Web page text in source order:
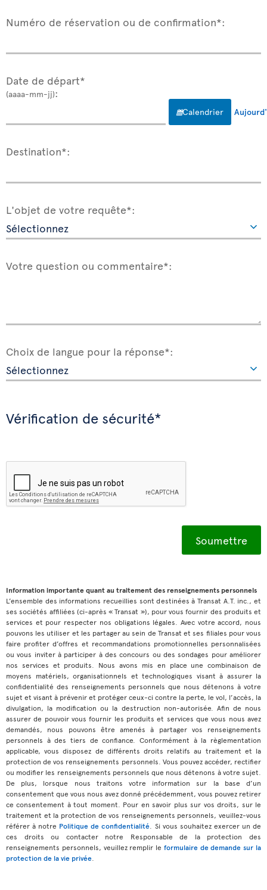
Numéro de réservation ou de confirmation*:
Date de départ*
(aaaa-mm-jj):
Calendrier
Destination*:
L'objet de votre requête*:
Votre question ou commentaire*:
Choix de langue pour la réponse*:
Vérification de sécurité*
Information importante quant au traitement des renseignements personnels
L’ensemble des informations recueillies sont destinées à Transat A.T. inc., et
ses sociétés affiliées (ci-après « Transat »), pour vous fournir des produits et
services et pour respecter nos obligations légales. Avec votre accord, nous
pouvons les utiliser et les partager au sein de Transat et ses filiales pour vous
faire profiter d’offres et recommandations promotionnelles personnalisées
ou vous inviter à participer à des concours ou des sondages pour améliorer
nos services et produits. Nous avons mis en place une combinaison de
moyens matériels, organisationnels et technologiques visant à assurer la
confidentialité des renseignements personnels que nous détenons à votre
sujet et visant à prévenir et protéger ceux-ci contre la perte, le vol, l’accès, la
divulgation, la modification ou la destruction non-autorisée. Afin de nous
assurer de pouvoir vous fournir les produits et services que vous nous avez
demandés, nous pouvons être amenés à partager vos renseignements
personnels à des tiers de confiance. Conformément à la règlementation
applicable, vous disposez de différents droits relatifs au traitement et la
protection de vos renseignements personnels. Vous pouvez accéder, rectifier
ou modifier les renseignements personnels que nous détenons à votre sujet.
De plus, lorsque nous traitons votre information sur la base d’un
consentement que vous nous avez donné précédemment, vous pouvez retirer
ce consentement à tout moment. Pour en savoir plus sur vos droits, sur le
traitement et la protection de vos renseignements personnels, veuillez-vous
référer à notre Politique de confidentialité . Si vous souhaitez exercer un de
ces droits ou contacter notre Responsable de la protection des
renseignements personnels, veuillez remplir le formulaire de demande sur la
protection de la vie privée